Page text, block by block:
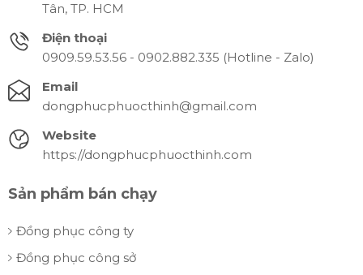
Tân, TP. HCM
Điện thoại
0909.59.53.56 - 0902.882.335 (Hotline - Zalo)
Email
dongphucphuocthinh@gmail.com
Website
https://dongphucphuocthinh.com
Sản phẩm bán chạy
Đồng phục công ty
Đồng phục công sở